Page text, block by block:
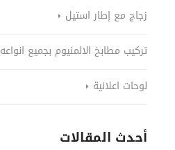
زجاج مع إطار استيل
تركيب مطابخ الالمنيوم بجميع انواعه
لوحات اعلانية
أحدث المقالات